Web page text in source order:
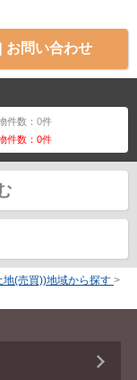
お問い合わせ
件数：0件
件数：0件
地(売買))地域から探す >